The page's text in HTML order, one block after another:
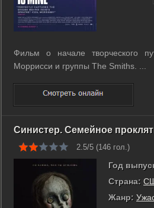
Фильм о начале творческого
Моррисси и группы The Smiths. ...
Синистер. Семейное
2.5/5 (146 гол.)
Год
Страна:
Жанр: